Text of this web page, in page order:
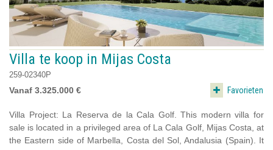
Villa te koop in Mijas Costa
259-02340P
Vanaf 3.325.000 € Favorieten
Villa Project: La Reserva de la Cala Golf. This modern villa for
sale is located in a privileged area of La Cala Golf, Mijas Costa, at
the Eastern side of Marbella, Costa del Sol, Andalusia (Spain). It